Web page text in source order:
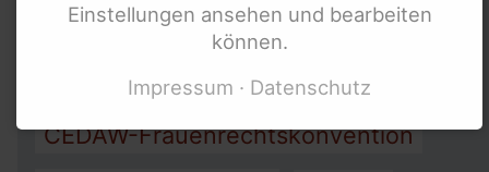
Bewegung behinderter Frauen
Bundesteilhabegesetz (BTHG)
CEDAW-Frauenrechtskonvention
Einstellungen ansehen und bearbeiten
können.
Impressum
Datenschutz